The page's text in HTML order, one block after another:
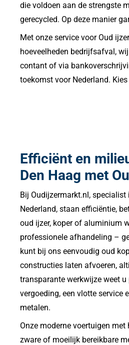
die voldoen aan de strengste
gerecycled. Op deze manier
Met onze service voor Oud
hoeveelheden bedrijfsafval,
contant of via
toekomst voor Nederland.
Efficiënt en
Den Haag met
Bij Oudijzermarkt.nl, specialist
Nederland, staan efficiëntie,
oud ijzer, koper of aluminium
professionele afhandeling –
kunt bij ons eenvoudig oud
constructies laten afvoeren,
transparante werkwijze weet
vergoeding, een vlotte service
metalen.
Onze moderne voertuigen
zware of moeilijk bereikbare